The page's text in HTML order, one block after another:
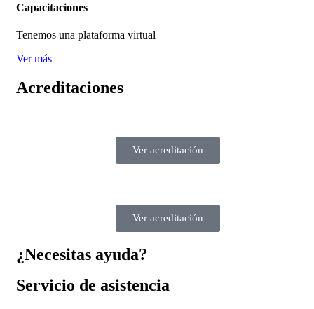
Capacitaciones
Tenemos una plataforma virtual
Ver más
Acreditaciones
Ver acreditación
Ver acreditación
¿Necesitas ayuda?
Servicio de asistencia